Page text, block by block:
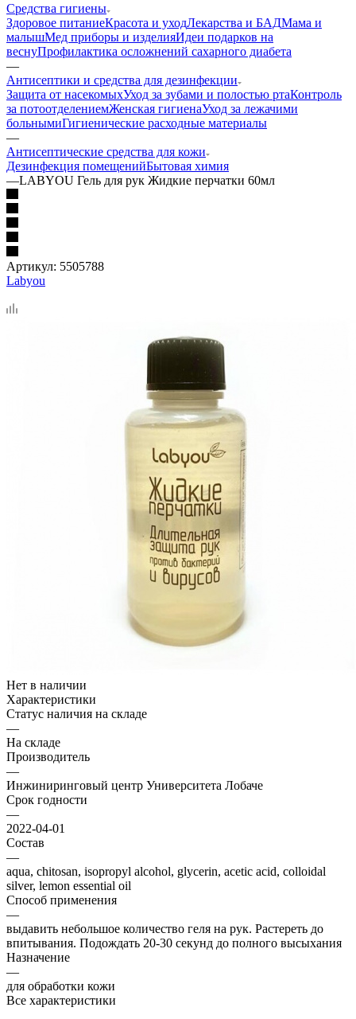
Средства гигиены
Здоровое питаниеКрасота и уходЛекарства и БАДМама и
малышМед приборы и изделияИдеи подарков на
веснуПрофилактика осложнений сахарного диабета
—
Антисептики и средства для дезинфекции
Защита от насекомыхУход за зубами и полостью ртаКонтроль
за потоотделениемЖенская гигиенаУход за лежачими
больнымиГигиенические расходные материалы
—
Антисептические средства для кожи
Дезинфекция помещенийБытовая химия
—LABYOU Гель для рук Жидкие перчатки 60мл
Артикул: 5505788
Labyou
Нет в наличии
Характеристики
Статус наличия на складе
—
На складе
Производитель
—
Инжиниринговый центр Университета Лобаче
Срок годности
—
2022-04-01
Состав
—
aqua, chitosan, isopropyl alcohol, glycerin, acetic acid, colloidal
silver, lemon essential oil
Способ применения
—
выдавить небольшое количество геля на рук. Растереть до
впитывания. Подождать 20-30 секунд до полного высыхания
Назначение
—
для обработки кожи
Все характеристики